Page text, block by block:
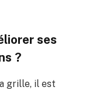
ses
?
grille, il est